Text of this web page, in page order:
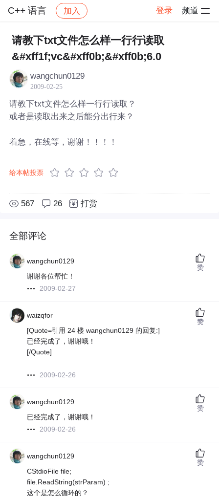
C++ 语言 加入 登录 频道
社区 C++ 语言 帖子详情
请教下txt文件怎么样一行行读取
&#xff1f;vc&#xff0b;&#xff0b;6.0
wangchun0129
2009-02-25
请教下txt文件怎么样一行行读取？
或者是读取出来之后能分出行来？
着急，在线等，谢谢！！！！
给本帖投票
567 26 打赏
全部评论
wangchun0129
谢谢各位帮忙！
2009-02-27
赞
waizqfor
[Quote=引用 24 楼 wangchun0129 的回复:]
已经完成了，谢谢哦！
[/Quote]
2009-02-26
赞
wangchun0129
已经完成了，谢谢哦！
2009-02-26
赞
wangchun0129
CStdioFile file;
file.ReadString(strParam) ;
这个是怎么循环的？
赞